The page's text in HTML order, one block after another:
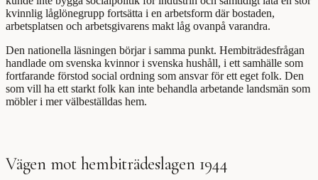
kvinnlig låglönegrupp fortsätta i en arbetsform där bostaden,
arbetsplatsen och arbetsgivarens makt låg ovanpå varandra.
Den nationella läsningen börjar i samma punkt. Hembiträdesfrågan
handlade om svenska kvinnor i svenska hushåll, i ett samhälle som
fortfarande förstod social ordning som ansvar för ett eget folk. Den
som vill ha ett starkt folk kan inte behandla arbetande landsmän som
möbler i mer välbeställdas hem.
Vägen mot hembiträdeslagen 1944